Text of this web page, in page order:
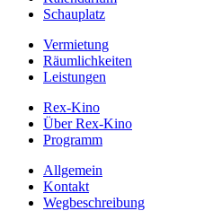
Schauplatz
Vermietung
Räumlichkeiten
Leistungen
Rex-Kino
Über Rex-Kino
Programm
Allgemein
Kontakt
Wegbeschreibung